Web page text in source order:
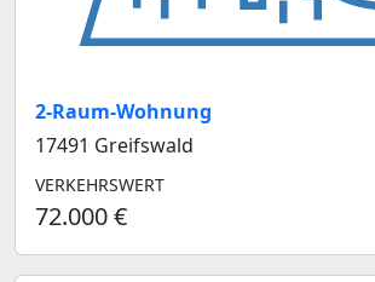
2-Raum-Wohnung
17491 Greifswald
VERKEHRSWERT
72.000 €